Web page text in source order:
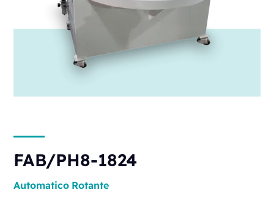
FAB/PH8-1824
Automatico Rotante